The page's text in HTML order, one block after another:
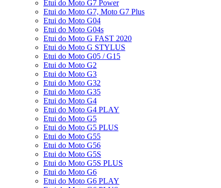
Etui do Moto G7 Power
Etui do Moto G7, Moto G7 Plus
Etui do Moto G04
Etui do Moto G04s
Etui do Moto G FAST 2020
Etui do Moto G STYLUS
Etui do Moto G05 / G15
Etui do Moto G2
Etui do Moto G3
Etui do Moto G32
Etui do Moto G35
Etui do Moto G4
Etui do Moto G4 PLAY
Etui do Moto G5
Etui do Moto G5 PLUS
Etui do Moto G55
Etui do Moto G56
Etui do Moto G5S
Etui do Moto G5S PLUS
Etui do Moto G6
Etui do Moto G6 PLAY